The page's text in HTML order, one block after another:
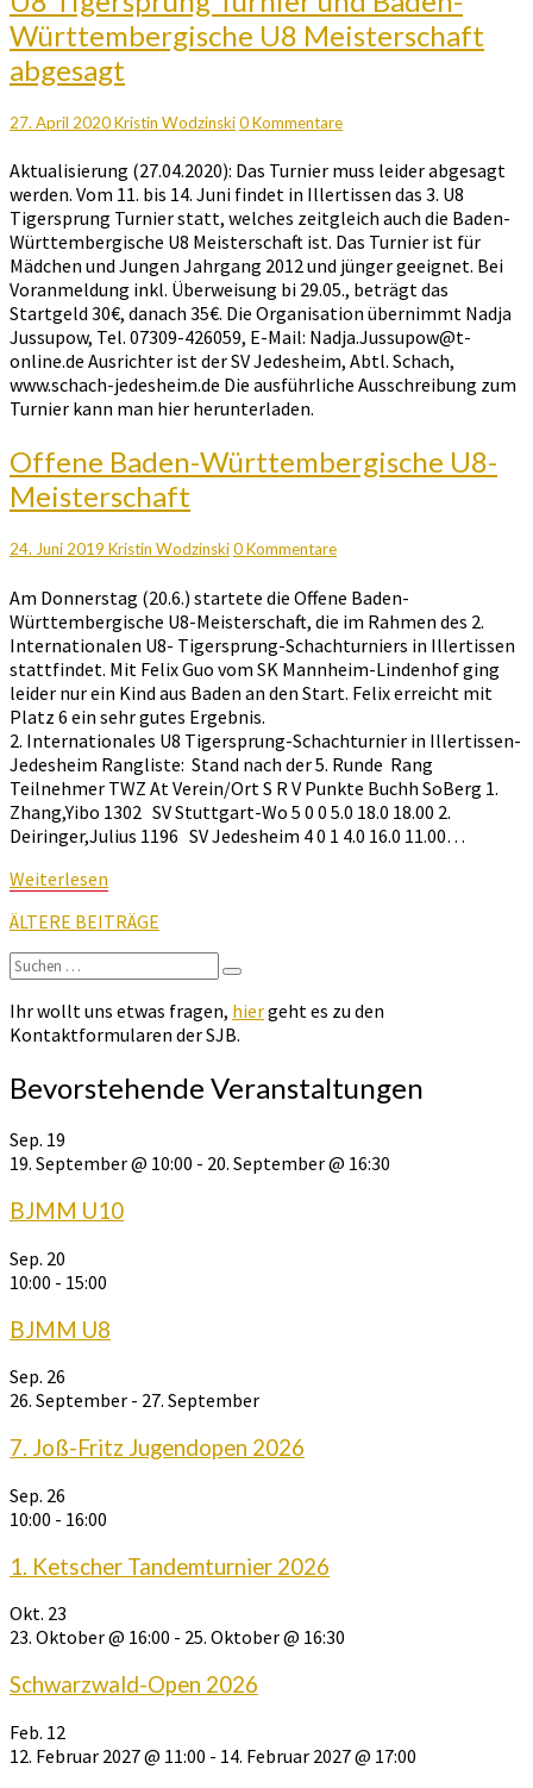
Tigersprung
Turnier
und
Baden-
Württembergische
U8
Meisterschaft
abgesagt
Württembergische U8 Meisterschaft
abgesagt
27. April 2020Kristin WodzinskiKommentare
0 Kommentare
Aktualisierung (27.04.2020): Das Turnier muss leider abgesagt
werden. Vom 11. bis 14. Juni findet in Illertissen das 3. U8
Tigersprung Turnier statt, welches zeitgleich auch die Baden-
Württembergische U8 Meisterschaft ist. Das Turnier ist für
Mädchen und Jungen Jahrgang 2012 und jünger geeignet. Bei
Voranmeldung inkl. Überweisung bi 29.05., beträgt das
Startgeld 30€, danach 35€. Die Organisation übernimmt Nadja
Jussupow, Tel. 07309-426059, E-Mail: Nadja.Jussupow@t-
online.de Ausrichter ist der SV Jedesheim, Abtl. Schach,
www.schach-jedesheim.de Die ausführliche Ausschreibung zum
Turnier kann man hier herunterladen.
Offene
Baden-
Württembergische
Meisterschaft
Offene Baden-Württembergische U8-
Meisterschaft
24. Juni 2019 Kristin WodzinskiKommentare
0 Kommentare
Am Donnerstag (20.6.) startete die Offene Baden-
Württembergische U8-Meisterschaft, die im Rahmen des 2.
Internationalen U8- Tigersprung-Schachturniers in Illertissen
stattfindet. Mit Felix Guo vom SK Mannheim-Lindenhof ging
leider nur ein Kind aus Baden an den Start. Felix erreicht mit
Platz 6 ein sehr gutes Ergebnis.
2. Internationales U8 Tigersprung-Schachturnier in Illertissen-
Jedesheim Rangliste: Stand nach der 5. Runde Rang
Teilnehmer TWZ At Verein/Ort S R V Punkte Buchh SoBerg 1.
Zhang,Yibo 1302 SV Stuttgart-Wo 5 0 0 5.0 18.0 18.00 2.
Deiringer,Julius 1196 SV Jedesheim 4 0 1 4.0 16.0 11.00…
Weiterlesen
Beitragsnavigation
ÄLTERE BEITRÄGE
Suchen
nach:
Suchen
Ihr wollt uns etwas fragen, hiergeht es zu den
Kontaktformularen der SJB.
Bevorstehende Veranstaltungen
Sep. 19
19. September @ 10:00 - 20. September @ 16:30
BJMM U10
Sep. 20
10:00 - 15:00
BJMM U8
Sep. 26
26. September - 27. September
7. Joß-Fritz Jugendopen 2026
Sep. 26
10:00 - 16:00
1. Ketscher Tandemturnier 2026
Okt. 23
23. Oktober @ 16:00 - 25. Oktober @ 16:30
Schwarzwald-Open 2026
Feb. 12
12. Februar 2027 @ 11:00 - 14. Februar 2027 @ 17:00